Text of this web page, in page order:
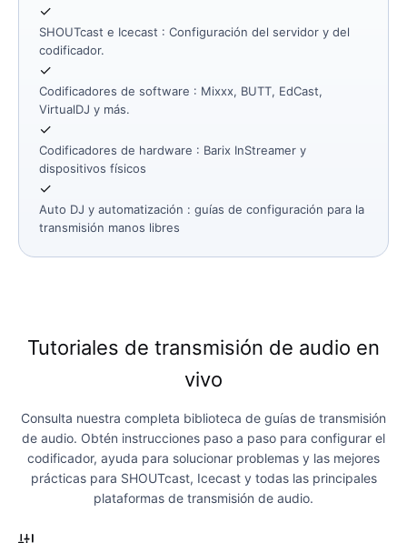
✓
SHOUTcast e Icecast : Configuración del servidor y del
codificador.
✓
Codificadores de software : Mixxx, BUTT, EdCast,
VirtualDJ y más.
✓
Codificadores de hardware : Barix InStreamer y
dispositivos físicos
✓
Auto DJ y automatización : guías de configuración para la
transmisión manos libres
Tutoriales de transmisión de audio en
vivo
Consulta nuestra completa biblioteca de guías de transmisión
de audio. Obtén instrucciones paso a paso para configurar el
codificador, ayuda para solucionar problemas y las mejores
prácticas para SHOUTcast, Icecast y todas las principales
plataformas de transmisión de audio.